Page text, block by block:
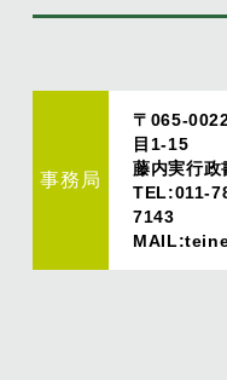
事務局
〒065-
目1-15
藤内実行政
TEL:011-
7143